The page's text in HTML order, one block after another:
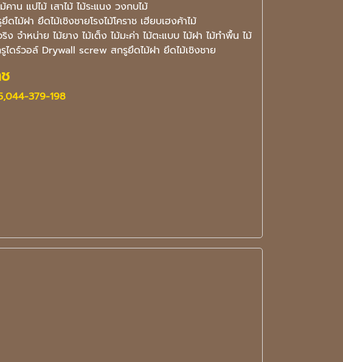
าน แปไม้ เสาไม้ ไม้ระแนง วงกบไม้
ฝา ยึดไม้เชิงชายโรงไม้โคราช เฮียบเฮงค้าไม้
จำหน่าย ไม้ยาง ไม้เต็ง ไม้มะค่า ไม้ตะแบบ ไม้ฝา ไม้ทำพื้น ไม้
ไดร์วอล์ Drywall screw สกรูยึดไม้ฝา ยึดไม้เชิงชาย
379-198